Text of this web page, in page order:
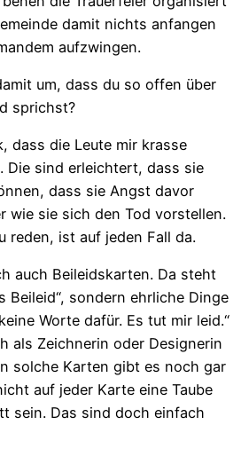
damit nichts anfangen
aufzwingen.
um, dass du so offen über
sprichst?
dass die Leute mir krasse
Die sind erleichtert, dass sie
dass sie Angst davor
wie sie sich den Tod vorstellen.
reden, ist auf jeden Fall da.
auch Beileidskarten. Da steht
Beileid“, sondern ehrliche Dinge
Worte dafür. Es tut mir leid.“
als Zeichnerin oder Designerin
solche Karten gibt es noch gar
auf jeder Karte eine Taube
sein. Das sind doch einfach